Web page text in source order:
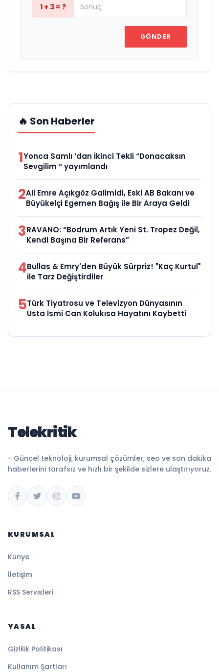
1 + 3 = ?
GÖNDER
🔥 Son Haberler
1Yonca Samlı ‘dan İkinci Tekli “Donacaksın
Sevgilim “ yayımlandı
2Ali Emre Açıkgöz Galimidi, Eski AB Bakanı ve
Büyükelçi Egemen Bağış ile Bir Araya Geldi
3RAVANO: “Bodrum Artık Yeni St. Tropez Değil,
Kendi Başına Bir Referans”
4Bullas & Emry'den Büyük Sürpriz! "Kaç Kurtul"
ile Tarz Değiştirdiler
5Türk Tiyatrosu ve Televizyon Dünyasının
Usta İsmi Can Kolukısa Hayatını Kaybetti
Telekritik
- Güncel teknoloji, kurumsal çözümler, seo ve son dakika
haberlerini tarafsız ve hızlı bir şekilde sizlere ulaştırıyoruz.
KURUMSAL
Künye
İletişim
RSS Servisleri
YASAL
Gizlilik Politikası
Kullanım Şartları